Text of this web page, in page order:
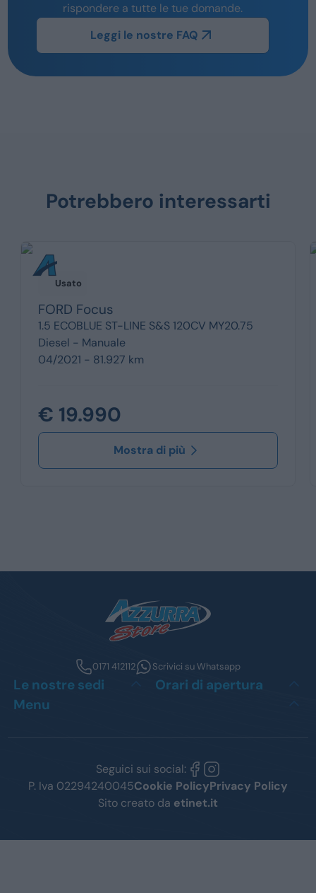
rispondere a tutte le tue domande.
Leggi le nostre FAQ
Potrebbero interessarti
Usato
FORD Focus
1.5 ECOBLUE ST-LINE S&S 120CV MY20.75
Diesel - Manuale
04/2021 - 81.927 km
€ 19.990
Mostra di più
0171 412112 Scrivici su Whatsapp
Le nostre sedi
Orari di apertura
Menu
Seguici sui social:
P. Iva 02294240045Cookie PolicyPrivacy Policy
Sito creato da etinet.it